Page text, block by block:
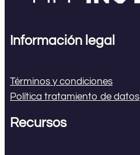
Información legal
Términos y condiciones
Política tratamiento de datos
Recursos